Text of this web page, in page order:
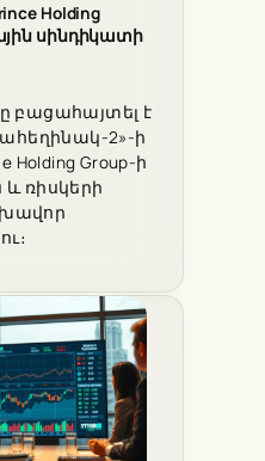
Holding
սինդիկատի
բացահայտել է
2»-ի
Holding Group-ի
ռիսկերի